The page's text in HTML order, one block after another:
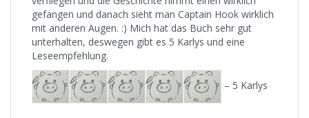
gefangen und danach sieht man Captain Hook wirklich
mit anderen Augen. :) Mich hat das Buch sehr gut
unterhalten, deswegen gibt es 5 Karlys und eine
Leseempfehlung.
– 5 Karlys